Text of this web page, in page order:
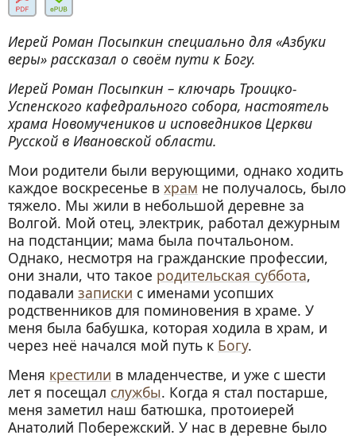
Иерей Роман Посыпкин специально для «Азбуки
веры» рассказал о своём пути к Богу.
Иерей Роман Посыпкин – ключарь Троицко-
Успенского кафедрального собора, настоятель
храма Новомучеников и исповедников Церкви
Русской в Ивановской области.
Мои родители были верующими, однако ходить
каждое воскресенье в храм не получалось, было
тяжело. Мы жили в небольшой деревне за
Волгой. Мой отец, электрик, работал дежурным
на подстанции; мама была почтальоном.
Однако, несмотря на гражданские профессии,
они знали, что такое родительская суббота,
подавали записки с именами усопших
родственников для поминовения в храме. У
меня была бабушка, которая ходила в храм, и
через неё начался мой путь к Богу.
Меня крестили в младенчестве, и уже с шести
лет я посещал службы. Когда я стал постарше,
меня заметил наш батюшка, протоиерей
Анатолий Побережский. У нас в деревне было